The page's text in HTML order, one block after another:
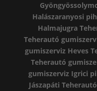
Halászaranyosi
Halmajugra
Teherautó
gumiszerviz Heves
Teherautó
gumiszerviz Igrici
Jászapáti